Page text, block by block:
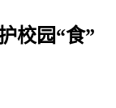
校园“食”